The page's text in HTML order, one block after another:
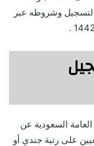
وشروطه عبر
السعودية عن
على رتبة جندي أو